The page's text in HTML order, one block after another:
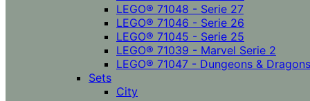
LEGO® 71048 - Serie 27
LEGO® 71046 - Serie 26
LEGO® 71045 - Serie 25
LEGO® 71039 - Marvel Serie 2
LEGO® 71047 - Dungeons & Dragons
Sets
City